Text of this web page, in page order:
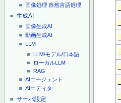
画像処理 自然言語処理
生成AI
画像生成AI
動画生成AI
LLM
LLM/モデル/日本語
ローカルLLM
RAG
AIエージェント
AIエディタ
サーバ設定